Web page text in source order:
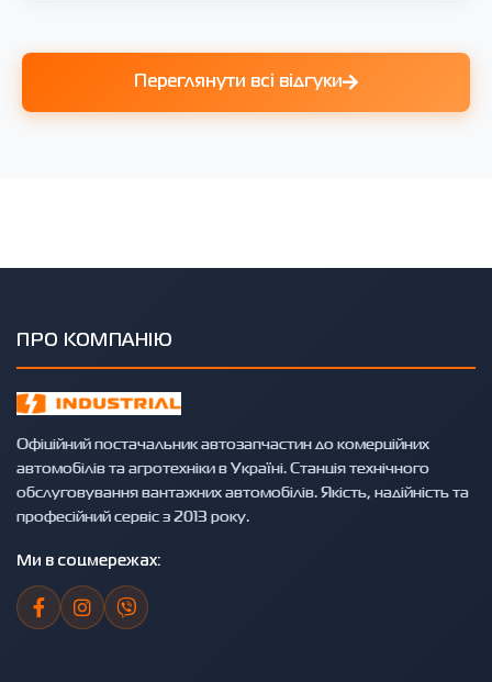
Переглянути всі відгуки
ПРО КОМПАНІЮ
Офіційний постачальник автозапчастин до комерційних
автомобілів та агротехніки в Україні. Станція технічного
обслуговування вантажних автомобілів. Якість, надійність та
професійний сервіс з 2013 року.
Ми в соцмережах: